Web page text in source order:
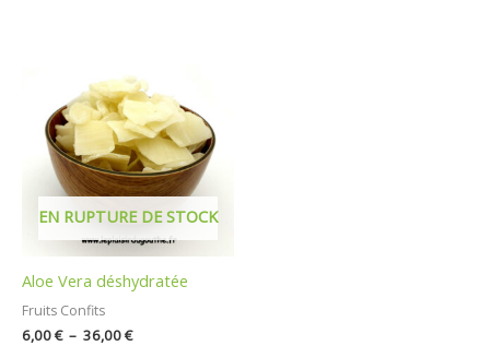
EN RUPTURE DE STOCK
Aloe Vera déshydratée
Fruits Confits
6,00€ – 36,00€
prix :
6,00 €
à
36,00 €